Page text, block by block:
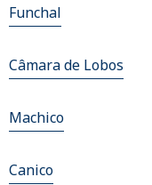
Funchal
Câmara de Lobos
Machico
Canico